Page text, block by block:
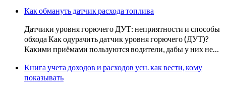
Как обмануть датчик расхода топлива
Датчики уровня горючего ДУТ: неприятности и способы
обхода Как одурачить датчик уровня горючего (ДУТ)?
Какими приёмами пользуются водители, дабы у них не…
Книга учета доходов и расходов усн. как вести, кому
показывать